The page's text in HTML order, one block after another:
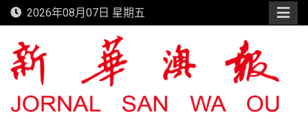
Skip
to
content
2026年08月07日 星期五